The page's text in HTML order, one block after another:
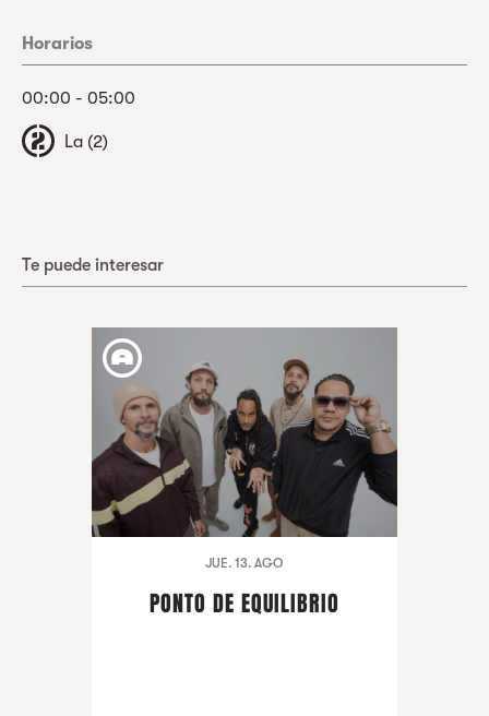
Horarios
00:00 - 05:00
La (2)
Te puede interesar
JUE. 13. AGO
PONTO DE EQUILIBRIO